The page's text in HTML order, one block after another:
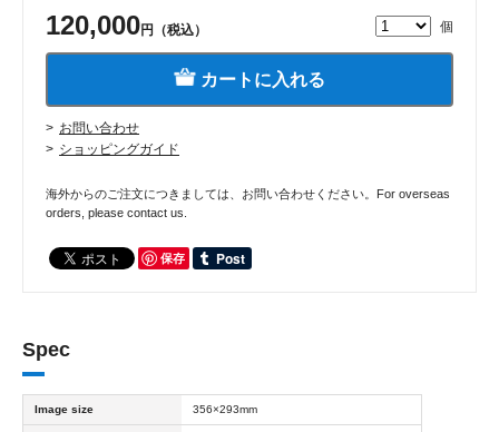
120,000円（税込） 個
カートに入れる
お問い合わせ
ショッピングガイド
海外からのご注文につきましては、お問い合わせください。For overseas
orders, please contact us.
保存
Spec
Image size 356×293mm